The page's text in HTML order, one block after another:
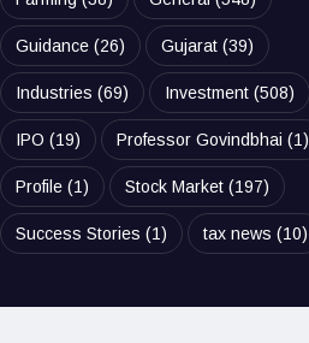
Guidance(26) Gujarat(39)
Industries (69) Investment(508)
IPO (19) Professor Govindbhai (1)
Profile(1) Stock Market(197)
Success Stories (1) tax news (10)